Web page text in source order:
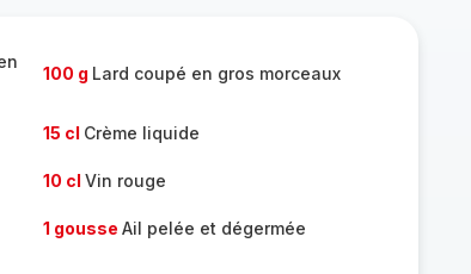
100 g Lard coupé en gros morceaux
15 cl Crème liquide
10 cl Vin rouge
1 gousse Ail pelée et dégermée